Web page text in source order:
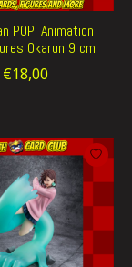
POP! Animation
Okarun 9 cm
€18,00